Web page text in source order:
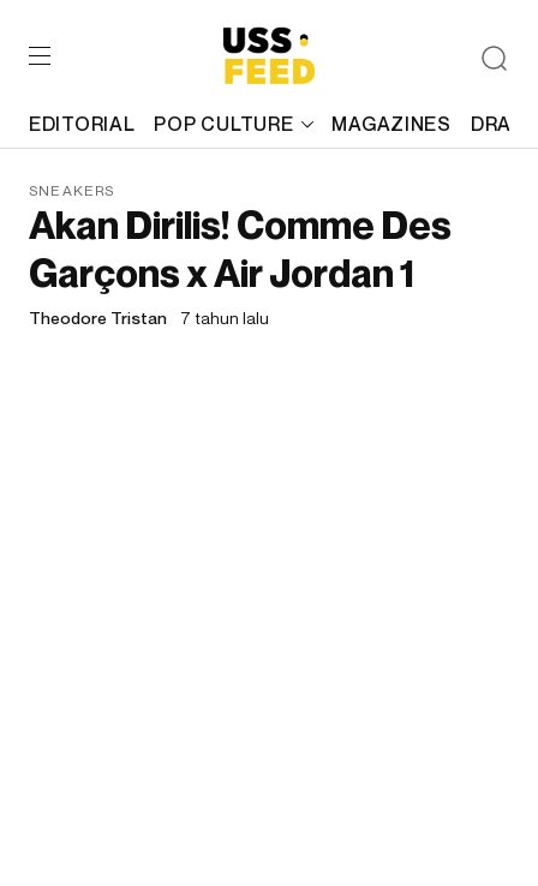
EDITORIAL POP CULTURE MAGAZINES
SNEAKERS
Akan Dirilis! Comme Des
Garçons x Air Jordan 1
Theodore Tristan 7 tahun lalu